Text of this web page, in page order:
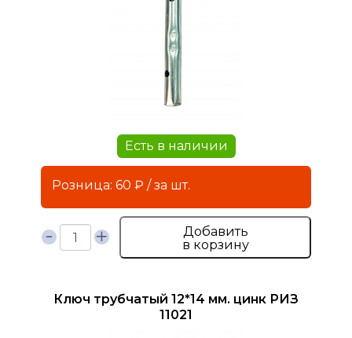
Есть в наличии
Розница: 60 ₽ / за шт.
Добавить
в корзину
Ключ трубчатый 12*14 мм. цинк РИЗ
11021